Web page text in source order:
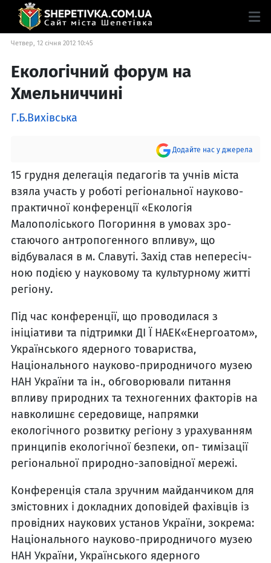
Четвер, 12 січня 2012 10:45
Екологічний форум на
Хмельниччині
Г.Б.Вихівська
Додайте нас у джерела
15 грудня делегація педа­гогів та учнів міста
взяла участь у роботі регіональної науково-
практичної конфе­ренції «Екологія
Малополіського Погориння в умовах зро­
стаючого антропогенного впливу», що
відбувалася в м. Славуті. Захід став непересіч­
ною подією у науковому та культурному житті
регіону.
Під час конференції, що проводилася з
ініціативи та підтримки ДІ Ї НАЕК«Енергоатом»,
Українського ядерного товариства,
Національного науково-природничого музею
НАН України та ін., обговорю­вали питання
впливу природ­них та техногенних факторів на
навколишнє середовище, на­прямки
екологічного розвитку регіону з урахуванням
прин­ципів екологічної безпеки, оп- тимізації
регіональної природ­но-заповідної мережі.
Конференція стала зручним майданчиком для
змістовних і докладних доповідей фахівців із
провідних наукових установ України, зокрема:
Національ­ного науково-природничого музею
НАН України, Украї­нського ядерного